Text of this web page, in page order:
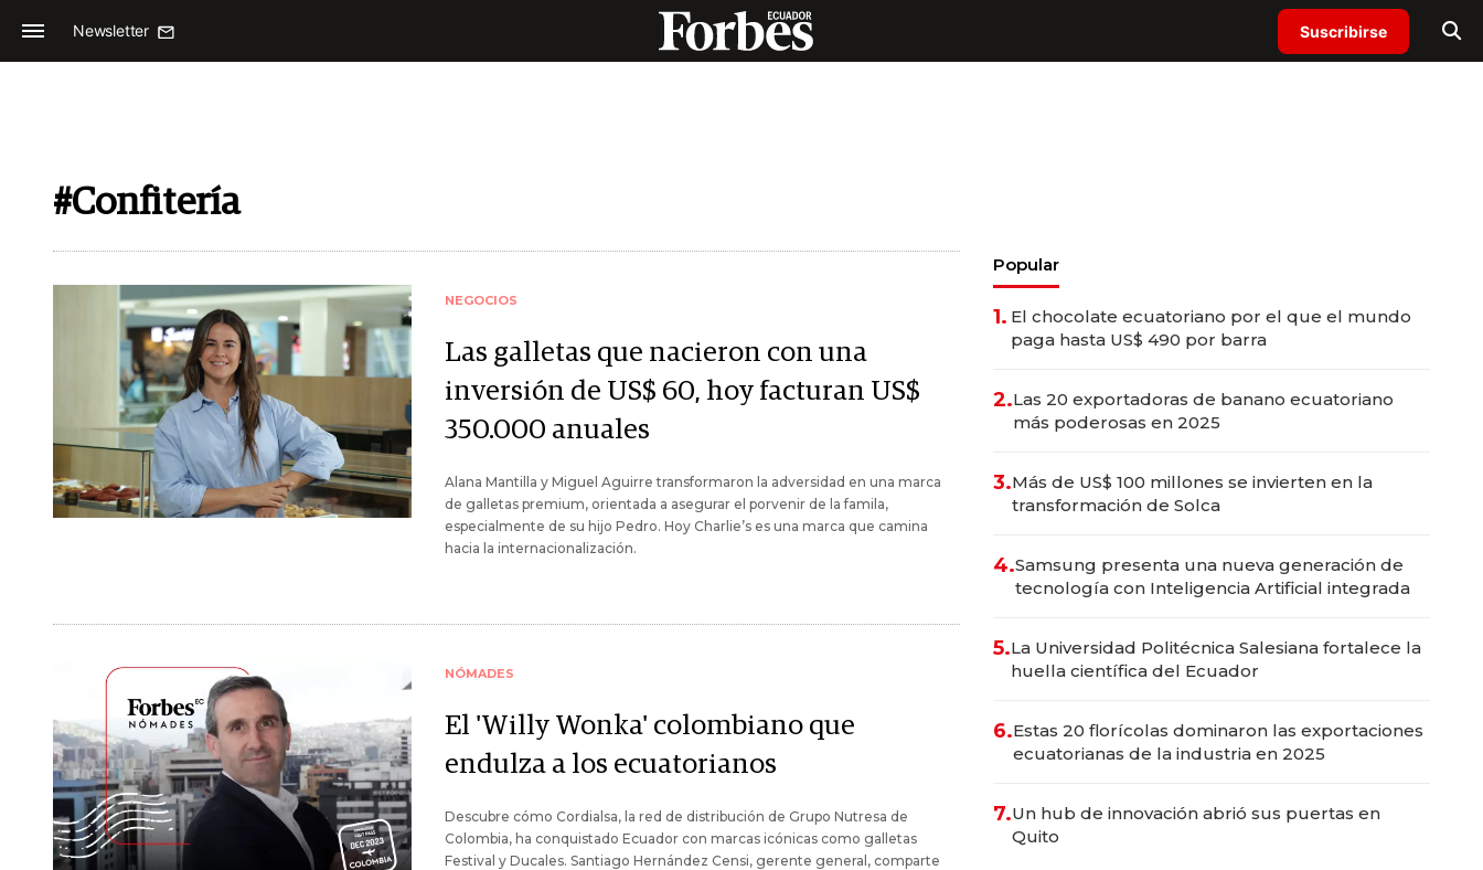
Newsletter Suscribirse
#Confitería
NEGOCIOS
Las galletas que nacieron con una
inversión de US$ 60, hoy facturan US$
350.000 anuales
Alana Mantilla y Miguel Aguirre transformaron la adversidad en una marca
de galletas premium, orientada a asegurar el porvenir de la famila,
especialmente de su hijo Pedro. Hoy Charlie’s es una marca que camina
hacia la internacionalización.
NÓMADES
El 'Willy Wonka' colombiano que
endulza a los ecuatorianos
Descubre cómo Cordialsa, la red de distribución de Grupo Nutresa de
Colombia, ha conquistado Ecuador con marcas icónicas como galletas
Festival y Ducales. Santiago Hernández Censi, gerente general, comparte
Popular
1. El chocolate ecuatoriano por el que el mundo
paga hasta US$ 490 por barra
2.Las 20 exportadoras de banano ecuatoriano
más poderosas en 2025
3.Más de US$ 100 millones se invierten en la
transformación de Solca
4.Samsung presenta una nueva generación de
tecnología con Inteligencia Artificial integrada
5.La Universidad Politécnica Salesiana fortalece la
huella científica del Ecuador
6.Estas 20 florícolas dominaron las exportaciones
ecuatorianas de la industria en 2025
7.Un hub de innovación abrió sus puertas en
Quito